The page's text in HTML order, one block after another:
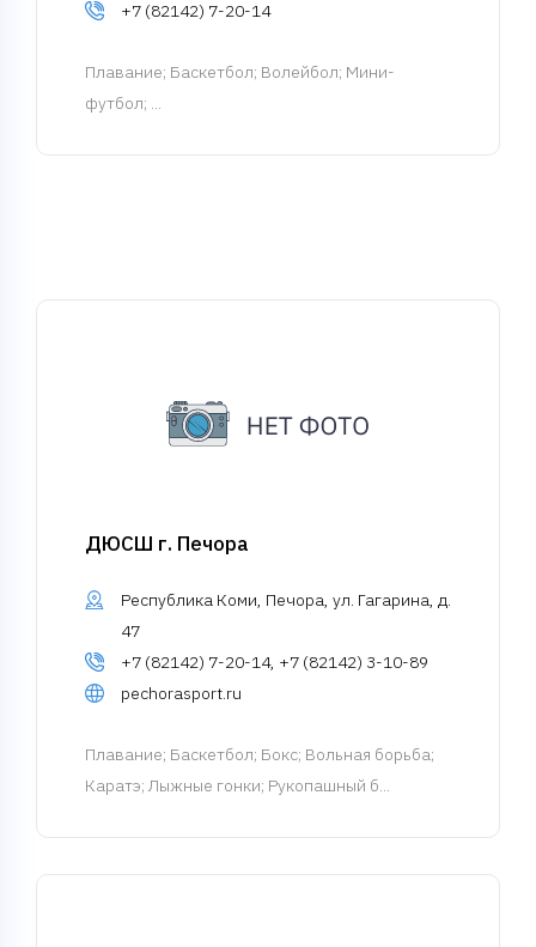
+7 (82142) 7-20-14
Плавание; Баскетбол; Волейбол; Мини-
футбол; ...
ДЮСШ г. Печора
Республика Коми, Печора, ул. Гагарина, д.
47
+7 (82142) 7-20-14, +7 (82142) 3-10-89
pechorasport.ru
Плавание; Баскетбол; Бокс; Вольная борьба;
Каратэ; Лыжные гонки; Рукопашный б...